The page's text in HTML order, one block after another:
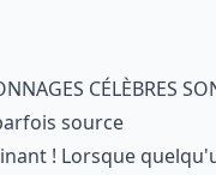
célèbres
source
! Lorsque